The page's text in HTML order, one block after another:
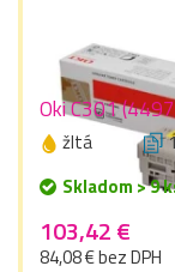
Oki C301
žltá
Skladom > 9
103,42 €
84,08 € bez DPH